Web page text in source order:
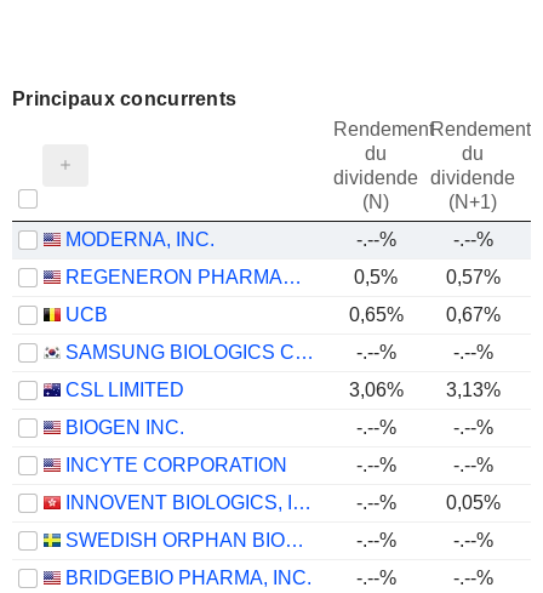
Principaux concurrents
Rendement
du
dividende
(N)
Rendement
du
dividende
(N+1)
MODERNA, INC. -.--%
-.--%
REGENERON PHARMACEUTICALS, INC.
0,5% 0,57%
UCB
0,65% 0,67%
SAMSUNG BIOLOGICS CO.,LTD.
-.--% -.--%
CSL LIMITED
3,06% 3,13%
BIOGEN INC.
-.--% -.--%
INCYTE CORPORATION
-.--%
-.--%
INNOVENT BIOLOGICS, INC.
-.--% 0,05%
SWEDISH ORPHAN BIOVITRUM AB
-.--% -.--%
BRIDGEBIO PHARMA, INC.
-.--% -.--%